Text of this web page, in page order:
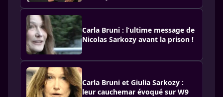
Carla Bruni : l’ultime message de
Nicolas Sarkozy avant la prison !
Carla Bruni et Giulia Sarkozy :
leur cauchemar évoqué sur W9